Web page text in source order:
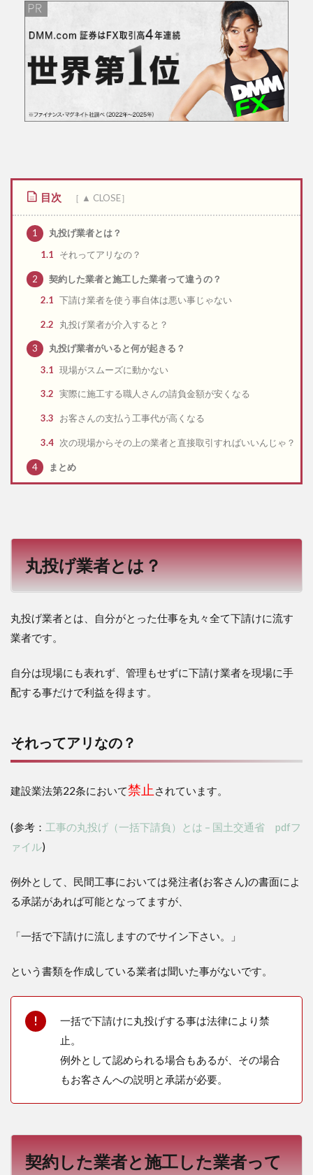
目次
1
丸投げ業者とは？
1.1
それってアリなの？
2
契約した業者と施工した業者って違うの？
2.1 下請け業者を使う事自体は悪い事じゃない
2.2 丸投げ業者が介入すると？
3
丸投げ業者がいると何が起きる？
3.1 現場がスムーズに動かない
3.2 実際に施工する職人さんの請負金額が安くなる
3.3 お客さんの支払う工事代が高くなる
3.4 次の現場からその上の業者と直接取引すればいいんじゃ？
4 まとめ
丸投げ業者とは？
丸投げ業者とは、自分がとった仕事を丸々全て下請けに流す
業者です。
自分は現場にも表れず、管理もせずに下請け業者を現場に手
配する事だけで利益を得ます。
それってアリなの？
建設業法第22条において禁止されています。
(参考： 工事の丸投げ（一括下請負）とは – 国土交通省 pdfフ
ァイル)
例外として、民間工事においては発注者(お客さん)の書面によ
る承諾があれば可能となってますが、
「一括で下請けに流しますのでサイン下さい。」
という書類を作成している業者は聞いた事がないです。
一括で下請けに丸投げする事は法律により禁
止。
例外として認められる場合もあるが、その場合
もお客さんへの説明と承諾が必要。
契約した業者と施工した業者って